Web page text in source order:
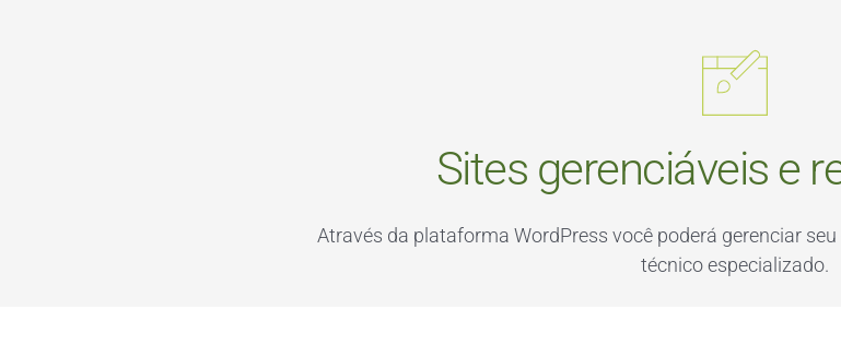
Sites gerenciáveis e
Através da plataforma WordPress você poderá gerenciar
técnico especializado.